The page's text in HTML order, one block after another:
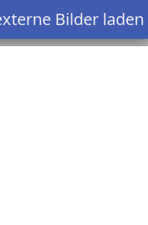
Bilder laden